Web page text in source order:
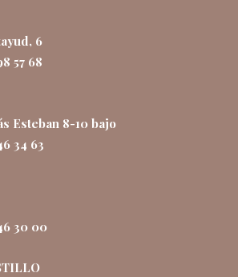
6
57 68
Esteban 8-10 bajo
34 63
30 00